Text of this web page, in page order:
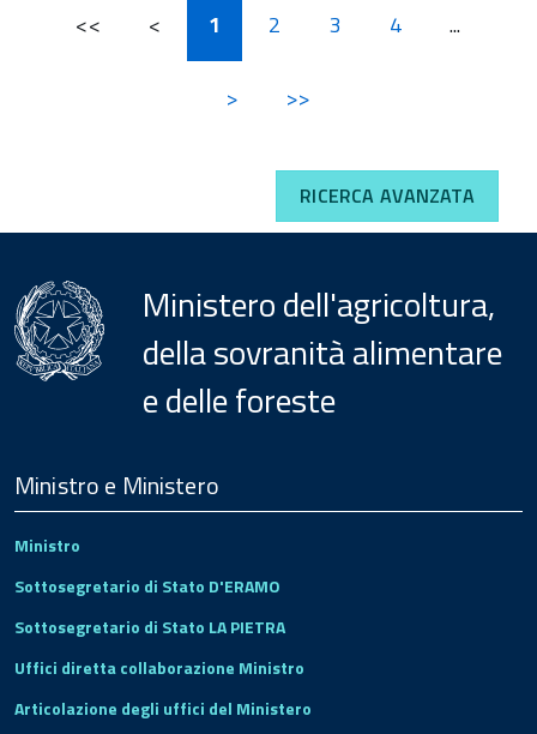
<< < 1 2 3 4 ...
> >>
RICERCA AVANZATA
Ministero dell'agricoltura,
della sovranità alimentare
e delle foreste
Footer
Ministro e Ministero
Ministro
Sottosegretario di Stato D'ERAMO
Sottosegretario di Stato LA PIETRA
Uffici diretta collaborazione Ministro
Articolazione degli uffici del Ministero